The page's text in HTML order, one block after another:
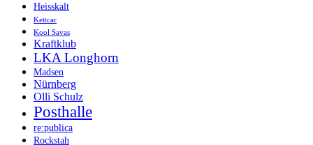
Heisskalt
Kettcar
Kool Savas
Kraftklub
LKA Longhorn
Madsen
Nürnberg
Olli Schulz
Posthalle
re:publica
Rockstah